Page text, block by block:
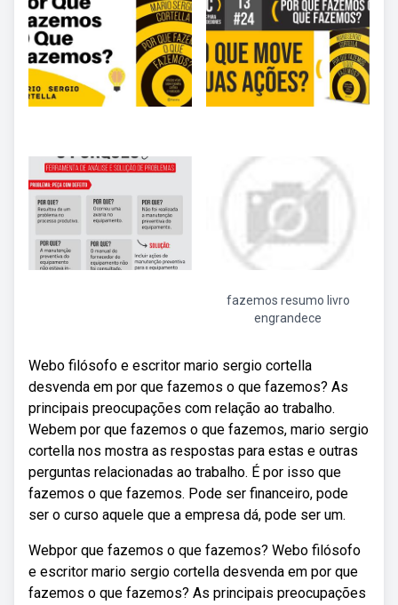
fazemos resumo livro
engrandece
Webo filósofo e escritor mario sergio cortella
desvenda em por que fazemos o que fazemos? As
principais preocupações com relação ao trabalho.
Webem por que fazemos o que fazemos, mario sergio
cortella nos mostra as respostas para estas e outras
perguntas relacionadas ao trabalho. É por isso que
fazemos o que fazemos. Pode ser financeiro, pode
ser o curso aquele que a empresa dá, pode ser um.
Webpor que fazemos o que fazemos? Webo filósofo
e escritor mario sergio cortella desvenda em por que
fazemos o que fazemos? As principais preocupações